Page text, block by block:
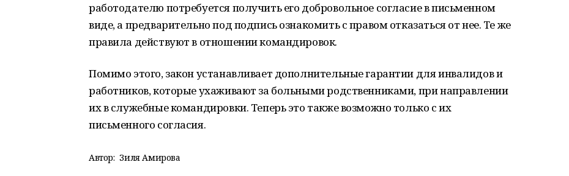
работодателю потребуется получить его добровольное согласие в письменном
виде, а предварительно под подпись ознакомить с правом отказаться от нее. Те же
правила действуют в отношении командировок.
Помимо этого, закон устанавливает дополнительные гарантии для инвалидов и
работников, которые ухаживают за больными родственниками, при направлении
их в служебные командировки. Теперь это также возможно только с их
письменного согласия.
Автор: Зиля Амирова